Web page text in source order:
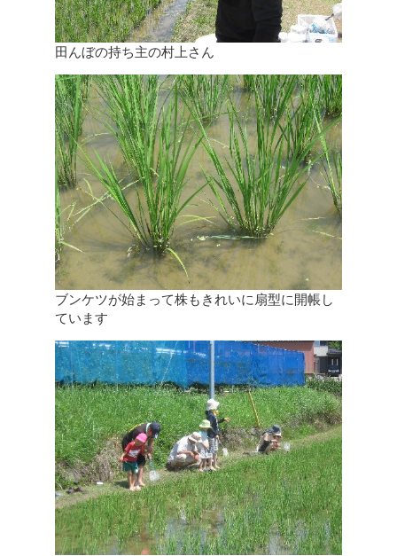
田んぼの持ち主の村上さん
ブンケツが始まって株もきれいに扇型に開帳し
ています